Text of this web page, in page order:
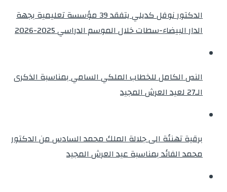
الدكتور نوفل كديلي يتفقد 39 مؤسسة تعليمية بجهة
الدار البيضاء-سطات خلال الموسم الدراسي 2025-2026
النص الكامل للخطاب الملكي السامي بمناسبة الذكرى
الـ27 لعيد العرش المجيد
برقية تهنئة الى جلالة الملك محمد السادس من الدكتور
محمد الفائد بمناسبة عيد العرش المجيد